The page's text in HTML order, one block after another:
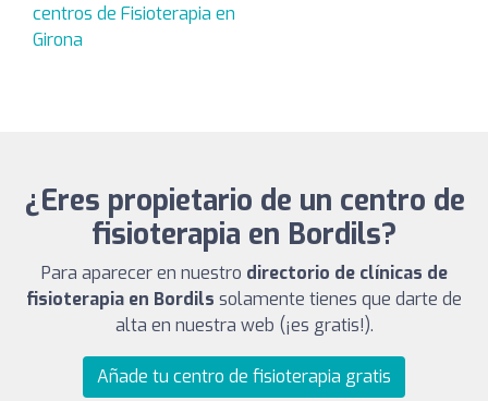
centros de Fisioterapia en
Girona
¿Eres propietario de un centro de
fisioterapia en Bordils?
Para aparecer en nuestro directorio de clínicas de
fisioterapia en Bordils solamente tienes que darte de
alta en nuestra web (¡es gratis!).
Añade tu centro de fisioterapia gratis